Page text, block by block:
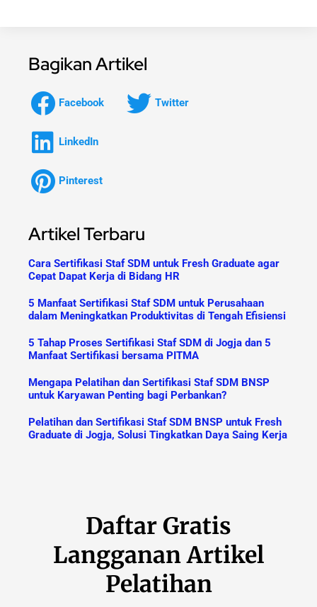
Bagikan Artikel
Facebook Twitter
LinkedIn
Pinterest
Artikel Terbaru
Cara Sertifikasi Staf SDM untuk Fresh Graduate agar
Cepat Dapat Kerja di Bidang HR
5 Manfaat Sertifikasi Staf SDM untuk Perusahaan
dalam Meningkatkan Produktivitas di Tengah Efisiensi
5 Tahap Proses Sertifikasi Staf SDM di Jogja dan 5
Manfaat Sertifikasi bersama PITMA
Mengapa Pelatihan dan Sertifikasi Staf SDM BNSP
untuk Karyawan Penting bagi Perbankan?
Pelatihan dan Sertifikasi Staf SDM BNSP untuk Fresh
Graduate di Jogja, Solusi Tingkatkan Daya Saing Kerja
Daftar Gratis
Langganan Artikel
Pelatihan